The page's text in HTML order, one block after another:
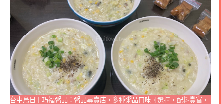
台中烏日｜巧福粥品：粥品專賣店，多種粥品口味可選擇，配料豐富，